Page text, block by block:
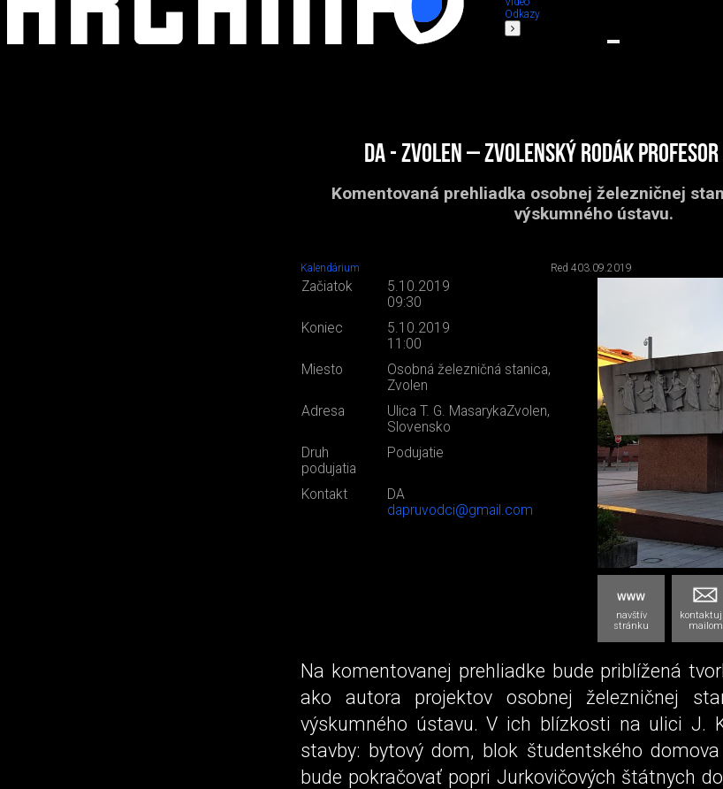
Odkazy
DA - Zvolen – Zvolenský rodák profesor
Komentovaná prehliadka osobnej železničnej
výskumného ústavu.
Kalendárium Red 403.09.2019
Začiatok
5.10.2019
09:30
Koniec
5.10.2019
11:00
Miesto
Osobná železničná stanica,
Zvolen
Adresa
Ulica T. G. MasarykaZvolen,
Slovensko
Druh
podujatia
Podujatie
Kontakt
DA
dapruvodci@gmail.com
navštív
stránku
kontaktuj
mailom
Na komentovanej prehliadke bude priblížená
ako autora projektov osobnej železničnej
výskumného ústavu. V ich blízkosti na ulici J.
stavby: bytový dom, blok študentského
bude pokračovať popri Jurkovičových štátnych